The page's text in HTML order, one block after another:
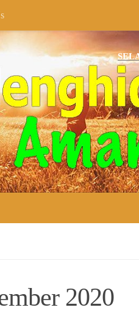
SELAMAT
2020